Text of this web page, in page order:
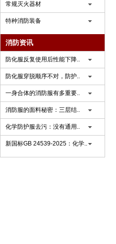
常规灭火器材
特种消防装备
消防资讯
防化服反复使用后性能下降..
防化服穿脱顺序不对，防护..
一身合体的消防服有多重要..
消防服的面料秘密：三层结..
化学防护服去污：没有通用..
新国标GB 24539-2025：化学..